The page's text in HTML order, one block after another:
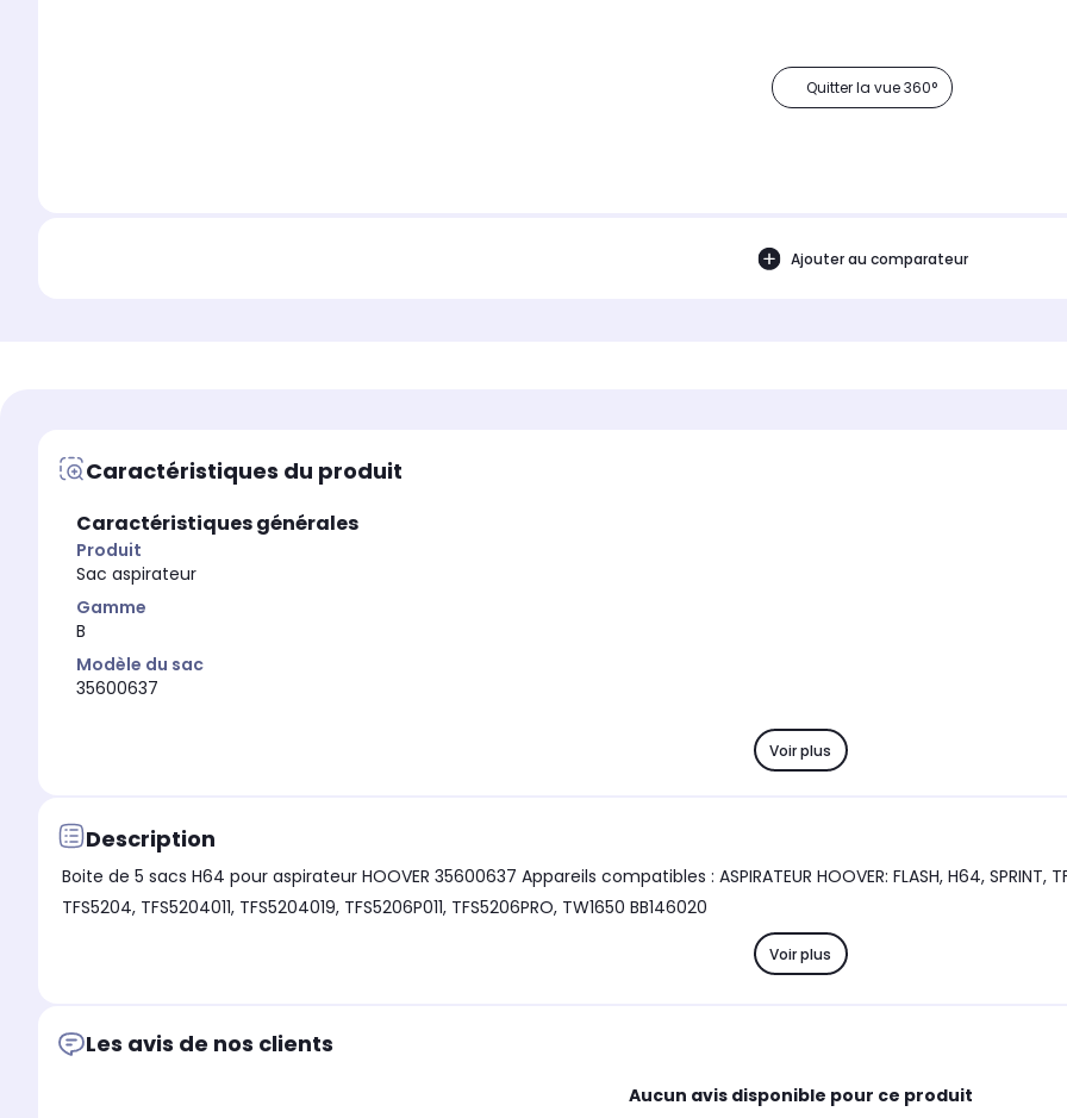
Quitter la vue 360°
Ajouter au comparateur
Caractéristiques du produit
Caractéristiques générales
Produit
Sac aspirateur
Gamme
B
Modèle du sac
35600637
Voir plus
Description
Boite de 5 sacs H64 pour aspirateur HOOVER 35600637 Appareils compatibles : ASPIRATEUR HOOVER: FLASH, H64, SPRINT,
TFS5204, TFS5204011, TFS5204019, TFS5206P011, TFS5206PRO, TW1650 BB146020
Voir plus
Les avis de nos clients
Aucun avis disponible pour ce produit